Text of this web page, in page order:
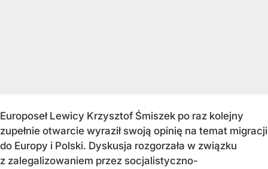
Europoseł Lewicy Krzysztof Śmiszek po raz kolejny
zupełnie otwarcie wyraził swoją opinię na temat migracji
do Europy i Polski. Dyskusja rozgorzała w związku
z zalegalizowaniem przez socjalistyczno-